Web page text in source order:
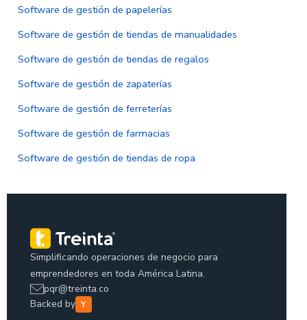
Software de gestión de papelerías
Software de gestión de tiendas de manualidades
Software de gestión de tiendas de regalos
Software de gestión de zapaterías
Software de gestión de ferreterías
Software de gestión de farmacias
Software de gestión de tiendas de ropa
Simplificando operaciones de negocio para
emprendedores en toda América Latina.
pqr@treinta.co
Backed by